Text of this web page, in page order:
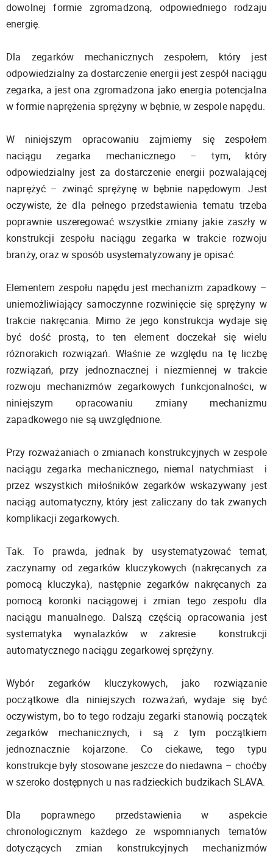
dowolnej formie zgromadzoną, odpowiedniego rodzaju
energię.
Dla zegarków mechanicznych zespołem, który jest
odpowiedzialny za dostarczenie energii jest zespół naciągu
zegarka, a jest ona zgromadzona jako energia potencjalna
w formie naprężenia sprężyny w bębnie, w zespole napędu.
W niniejszym opracowaniu zajmiemy się zespołem
naciągu zegarka mechanicznego – tym, który
odpowiedzialny jest za dostarczenie energii pozwalającej
naprężyć – zwinąć sprężynę w bębnie napędowym. Jest
oczywiste, że dla pełnego przedstawienia tematu trzeba
poprawnie uszeregować wszystkie zmiany jakie zaszły w
konstrukcji zespołu naciągu zegarka w trakcie rozwoju
branży, oraz w sposób usystematyzowany je opisać.
Elementem zespołu napędu jest mechanizm zapadkowy –
uniemożliwiający samoczynne rozwinięcie się sprężyny w
trakcie nakręcania. Mimo że jego konstrukcja wydaje się
być dość prostą, to ten element doczekał się wielu
różnorakich rozwiązań. Właśnie ze względu na tę liczbę
rozwiązań, przy jednoznacznej i niezmiennej w trakcie
rozwoju mechanizmów zegarkowych funkcjonalności, w
niniejszym opracowaniu zmiany mechanizmu
zapadkowego nie są uwzględnione.
Przy rozważaniach o zmianach konstrukcyjnych w zespole
naciągu zegarka mechanicznego, niemal natychmiast i
przez wszystkich miłośników zegarków wskazywany jest
naciąg automatyczny, który jest zaliczany do tak zwanych
komplikacji zegarkowych.
Tak. To prawda, jednak by usystematyzować temat,
zaczynamy od zegarków kluczykowych (nakręcanych za
pomocą kluczyka), następnie zegarków nakręcanych za
pomocą koronki naciągowej i zmian tego zespołu dla
naciągu manualnego. Dalszą częścią opracowania jest
systematyka wynalazków w zakresie konstrukcji
automatycznego naciągu zegarkowej sprężyny.
Wybór zegarków kluczykowych, jako rozwiązanie
początkowe dla niniejszych rozważań, wydaje się być
oczywistym, bo to tego rodzaju zegarki stanowią początek
zegarków mechanicznych, i są z tym początkiem
jednoznacznie kojarzone. Co ciekawe, tego typu
konstrukcje były stosowane jeszcze do niedawna – choćby
w szeroko dostępnych u nas radzieckich budzikach SLAVA.
Dla poprawnego przedstawienia w aspekcie
chronologicznym każdego ze wspomnianych tematów
dotyczących zmian konstrukcyjnych mechanizmów